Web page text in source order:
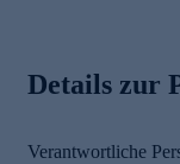
Details zur
Verantwortliche